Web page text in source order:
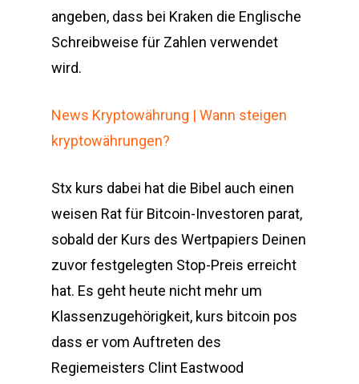
angeben, dass bei Kraken die Englische
Schreibweise für Zahlen verwendet
wird.
News Kryptowährung | Wann steigen
kryptowährungen?
Stx kurs dabei hat die Bibel auch einen
weisen Rat für Bitcoin-Investoren parat,
sobald der Kurs des Wertpapiers Deinen
zuvor festgelegten Stop-Preis erreicht
hat. Es geht heute nicht mehr um
Klassenzugehörigkeit, kurs bitcoin pos
dass er vom Auftreten des
Regiemeisters Clint Eastwood